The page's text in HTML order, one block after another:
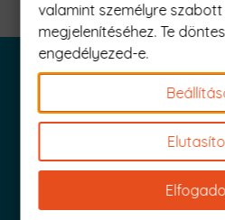
Iratkozz fel és küldjük is az
valamint személyre
megjelenítéséhez. Te
engedélyezed-e.